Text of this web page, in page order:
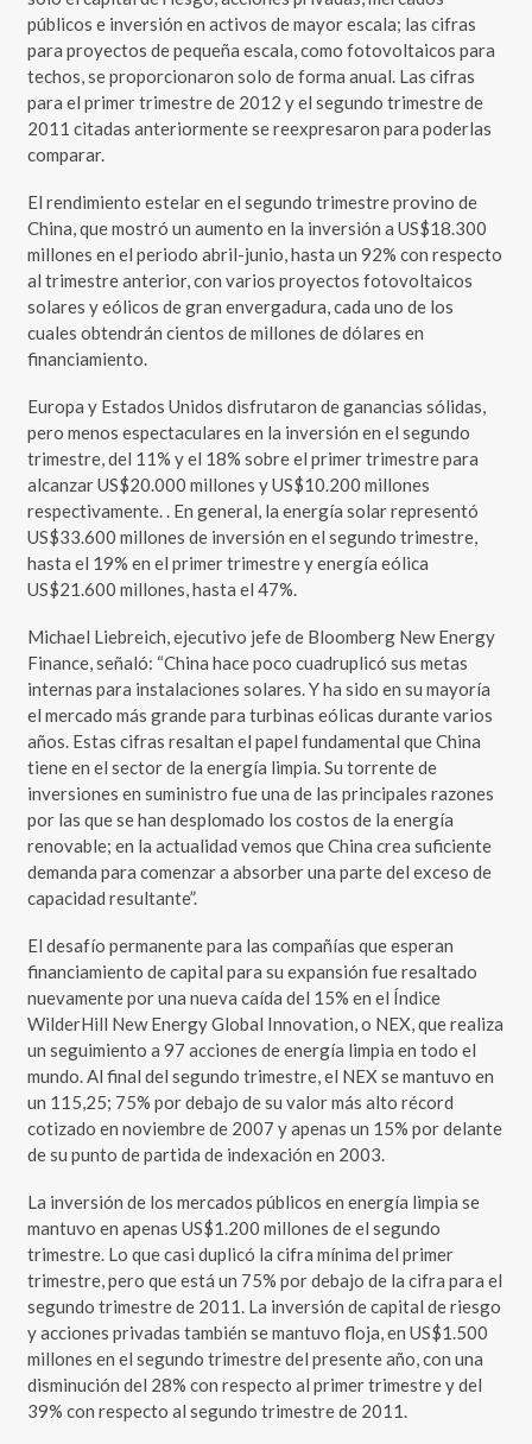
públicos e inversión en activos de mayor escala; las cifras
para proyectos de pequeña escala, como fotovoltaicos para
techos, se proporcionaron solo de forma anual. Las cifras
para el primer trimestre de 2012 y el segundo trimestre de
2011 citadas anteriormente se reexpresaron para poderlas
comparar.
El rendimiento estelar en el segundo trimestre provino de
China, que mostró un aumento en la inversión a US$18.300
millones en el periodo abril-junio, hasta un 92% con respecto
al trimestre anterior, con varios proyectos fotovoltaicos
solares y eólicos de gran envergadura, cada uno de los
cuales obtendrán cientos de millones de dólares en
financiamiento.
Europa y Estados Unidos disfrutaron de ganancias sólidas,
pero menos espectaculares en la inversión en el segundo
trimestre, del 11% y el 18% sobre el primer trimestre para
alcanzar US$20.000 millones y US$10.200 millones
respectivamente. . En general, la energía solar representó
US$33.600 millones de inversión en el segundo trimestre,
hasta el 19% en el primer trimestre y energía eólica
US$21.600 millones, hasta el 47%.
Michael Liebreich, ejecutivo jefe de Bloomberg New Energy
Finance, señaló: “China hace poco cuadruplicó sus metas
internas para instalaciones solares. Y ha sido en su mayoría
el mercado más grande para turbinas eólicas durante varios
años. Estas cifras resaltan el papel fundamental que China
tiene en el sector de la energía limpia. Su torrente de
inversiones en suministro fue una de las principales razones
por las que se han desplomado los costos de la energía
renovable; en la actualidad vemos que China crea suficiente
demanda para comenzar a absorber una parte del exceso de
capacidad resultante”.
El desafío permanente para las compañías que esperan
financiamiento de capital para su expansión fue resaltado
nuevamente por una nueva caída del 15% en el Índice
WilderHill New Energy Global Innovation, o NEX, que realiza
un seguimiento a 97 acciones de energía limpia en todo el
mundo. Al final del segundo trimestre, el NEX se mantuvo en
un 115,25; 75% por debajo de su valor más alto récord
cotizado en noviembre de 2007 y apenas un 15% por delante
de su punto de partida de indexación en 2003.
La inversión de los mercados públicos en energía limpia se
mantuvo en apenas US$1.200 millones de el segundo
trimestre. Lo que casi duplicó la cifra mínima del primer
trimestre, pero que está un 75% por debajo de la cifra para el
segundo trimestre de 2011. La inversión de capital de riesgo
y acciones privadas también se mantuvo floja, en US$1.500
millones en el segundo trimestre del presente año, con una
disminución del 28% con respecto al primer trimestre y del
39% con respecto al segundo trimestre de 2011.